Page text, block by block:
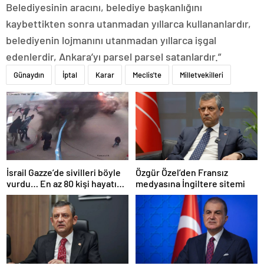
Belediyesinin aracını, belediye başkanlığını
kaybettikten sonra utanmadan yıllarca kullananlardır,
belediyenin lojmanını utanmadan yıllarca işgal
edenlerdir, Ankara’yı parsel parsel satanlardır.”
Günaydın İptal Karar Meclis'te Milletvekilleri
İsrail Gazze’de sivilleri böyle
vurdu… En az 80 kişi hayatını
kaybetti
Özgür Özel’den Fransız
medyasına İngiltere sitemi